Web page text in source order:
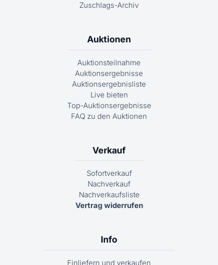
Zuschlags-Archiv
Auktionen
Auktionsteilnahme
Auktionsergebnisse
Auktionsergebnisliste
Live bieten
Top-Auktionsergebnisse
FAQ zu den Auktionen
Verkauf
Sofortverkauf
Nachverkauf
Nachverkaufsliste
Vertrag widerrufen
Info
Einliefern und verkaufen